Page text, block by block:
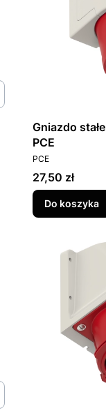
Gniazdo stałe 5P / 32A IP44 125-6
PCE
PRODUCENT
PCE
Cena
27,50 zł
Do koszyka